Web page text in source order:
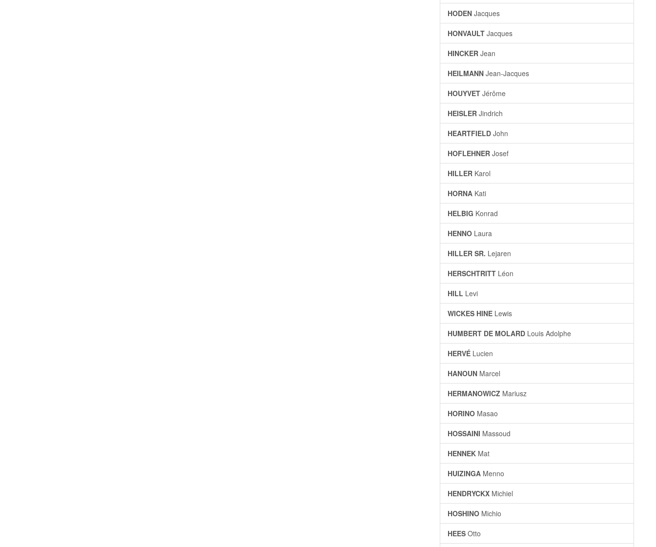
HODEN Jacques
HONVAULT Jacques
HINCKER Jean
HEILMANN Jean-Jacques
HOUYVET Jérôme
HEISLER Jindrich
HEARTFIELD John
HOFLEHNER Josef
HILLER Karol
HORNA Kati
HELBIG Konrad
HENNO Laura
HILLER SR. Lejaren
HERSCHTRITT Léon
HILL Levi
WICKES HINE Lewis
HUMBERT DE MOLARD Louis Adolphe
HERVÉ Lucien
HANOUN Marcel
HERMANOWICZ Mariusz
HORINO Masao
HOSSAINI Massoud
HENNEK Mat
HUIZINGA Menno
HENDRYCKX Michiel
HOSHINO Michio
HEES Otto